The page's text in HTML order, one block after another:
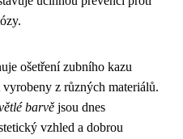
ošetření zubního kazu
z různých materiálů.
barvě jsou dnes
vzhled a dobrou